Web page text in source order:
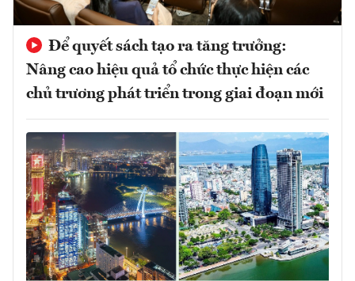
Để quyết sách tạo ra tăng trưởng:
Nâng cao hiệu quả tổ chức thực hiện các
chủ trương phát triển trong giai đoạn mới